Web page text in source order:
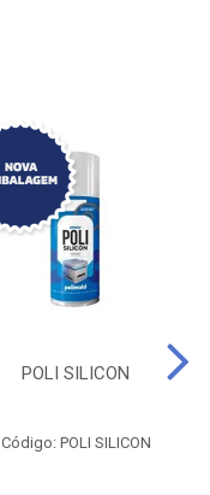
POLI SILICON
Código: POLI SILICON